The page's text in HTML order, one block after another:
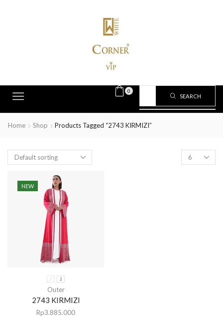
0
SEARCH
Home Shop Products Tagged “2743 KIRMIZI”
NEW
1 2
Outer
2743 KIRMIZI
Rp3.885.000